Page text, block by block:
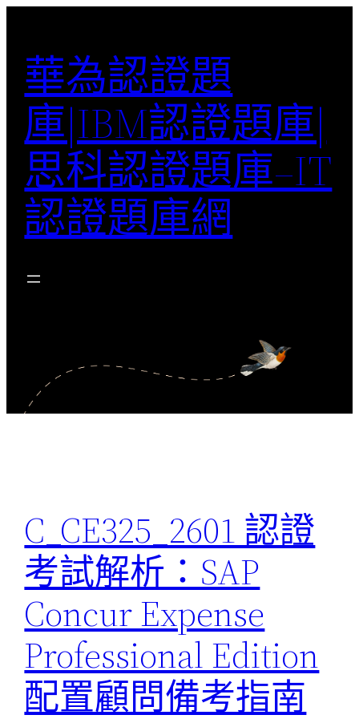
華為認證題
庫|IBM認證題庫|
思科認證題庫–IT
認證題庫網
C_CE325_2601 認證
考試解析：SAP
Concur Expense
Professional Edition
配置顧問備考指南